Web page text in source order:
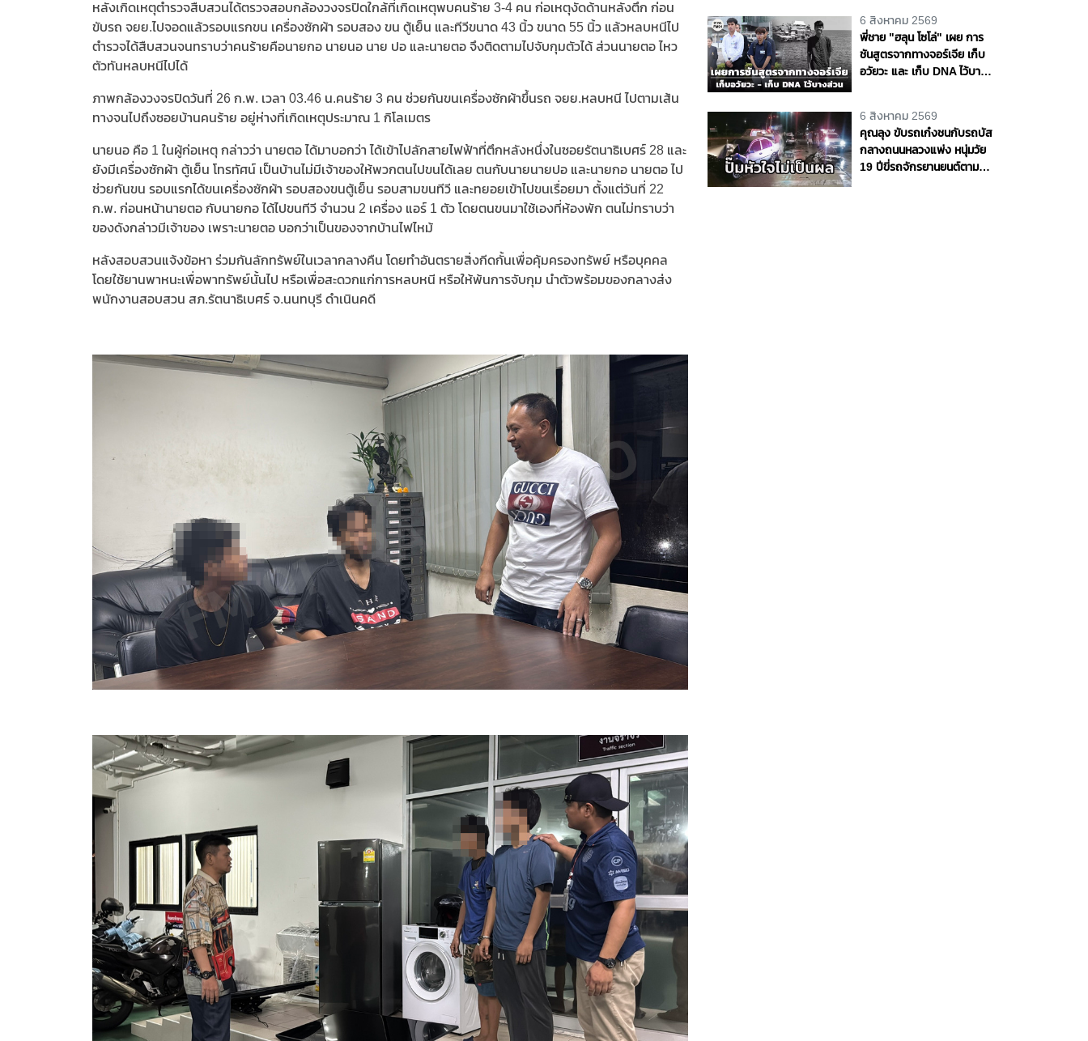
หลังเกิดเหตุตำรวจสืบสวนได้ตรวจสอบกล้องวงจรปิดใกล้ที่เกิดเหตุพบคนร้าย 3-4 คน ก่อเหตุงัดด้านหลังตึก ก่อน
ขับรถ จยย.ไปจอดแล้วรอบแรกขน เครื่องซักผ้า รอบสอง ขน ตู้เย็น และทีวีขนาด 43 นิ้ว ขนาด 55 นิ้ว แล้วหลบหนีไป
ตำรวจได้สืบสวนจนทราบว่าคนร้ายคือนายกอ นายนอ นาย ปอ และนายตอ จึงติดตามไปจับกุมตัวได้ ส่วนนายตอ ไหว
ตัวทันหลบหนีไปได้
ภาพกล้องวงจรปิดวันที่ 26 ก.พ. เวลา 03.46 น.คนร้าย 3 คน ช่วยกันขนเครื่องซักผ้าขึ้นรถ จยย.หลบหนี ไปตามเส้น
ทางจนไปถึงซอยบ้านคนร้าย อยู่ห่างที่เกิดเหตุประมาณ 1 กิโลเมตร
นายนอ คือ 1 ในผู้ก่อเหตุ กล่าวว่า นายตอ ได้มาบอกว่า ได้เข้าไปลักสายไฟฟ้าที่ตึกหลังหนึ่งในซอยรัตนาธิเบศร์ 28 และ
ยังมีเครื่องซักผ้า ตู้เย็น โทรทัศน์ เป็นบ้านไม่มีเจ้าของให้พวกตนไปขนได้เลย ตนกับนายนายปอ และนายกอ นายตอ ไป
ช่วยกันขน รอบแรกได้ขนเครื่องซักผ้า รอบสองขนตู้เย็น รอบสามขนทีวี และทยอยเข้าไปขนเรื่อยมา ตั้งแต่วันที่ 22
ก.พ. ก่อนหน้านายตอ กับนายกอ ได้ไปขนทีวี จำนวน 2 เครื่อง แอร์ 1 ตัว โดยตนขนมาใช้เองที่ห้องพัก ตนไม่ทราบว่า
ของดังกล่าวมีเจ้าของ เพราะนายตอ บอกว่าเป็นของจากบ้านไฟไหม้
หลังสอบสวนแจ้งข้อหา ร่วมกันลักทรัพย์ในเวลากลางคืน โดยทำอันตรายสิ่งกีดกั้นเพื่อคุ้มครองทรัพย์ หรือบุคคล
โดยใช้ยานพาหนะเพื่อพาทรัพย์นั้นไป หรือเพื่อสะดวกแก่การหลบหนี หรือให้พ้นการจับกุม นำตัวพร้อมของกลางส่ง
พนักงานสอบสวน สภ.รัตนาธิเบศร์ จ.นนทบุรี ดำเนินคดี
6 สิงหาคม 2569
พี่ชาย "ฮลุน โซโล่" เผย การ
ชันสูตรจากทางจอร์เจีย เก็บ
อวัยวะ และ เก็บ DNA ไว้บาง
6 สิงหาคม 2569
คุณลุง ขับรถเก๋งชนกับรถบัส
กลางถนนหลวงแพ่ง หนุ่มวัย
19 ปีขี่รถจักรยานยนต์ตาม